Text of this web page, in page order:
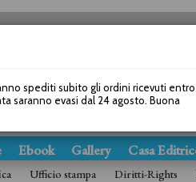
Ebook Gallery Casa
Ufficio stampa Diritti-Rights
spediti subito gli ordini ricevuti entro
saranno evasi dal 24 agosto. Buona